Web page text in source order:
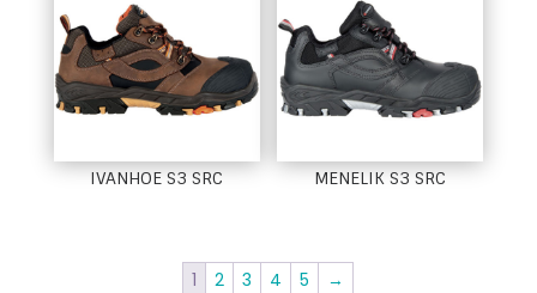
IVANHOE S3 SRC MENELIK S3 SRC
1 2 3 4 5 →